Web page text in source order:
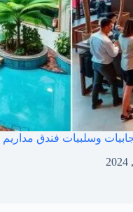
وسلبيات فندق